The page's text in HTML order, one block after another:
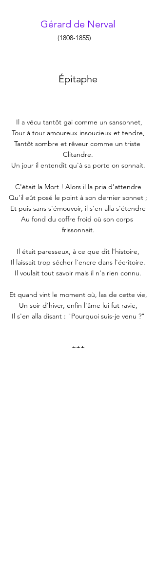
Gérard de Nerval
(1808-1855)
Épitaphe
Il a vécu tantôt gai comme un sansonnet,
Tour à tour amoureux insoucieux et tendre,
Tantôt sombre et rêveur comme un triste
Clitandre.
Un jour il entendit qu'à sa porte on sonnait.
C'était la Mort ! Alors il la pria d'attendre
Qu'il eût posé le point à son dernier sonnet ;
Et puis sans s'émouvoir, il s'en alla s'étendre
Au fond du coffre froid où son corps
frissonnait.
Il était paresseux, à ce que dit l'histoire,
Il laissait trop sécher l'encre dans l'écritoire.
Il voulait tout savoir mais il n'a rien connu.
Et quand vint le moment où, las de cette vie,
Un soir d'hiver, enfin l'âme lui fut ravie,
Il s'en alla disant : "Pourquoi suis-je venu ?"
***